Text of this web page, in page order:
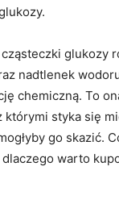
glukozy
nadtlenek
chemiczną. To
którymi styka się
go skazić.
warto